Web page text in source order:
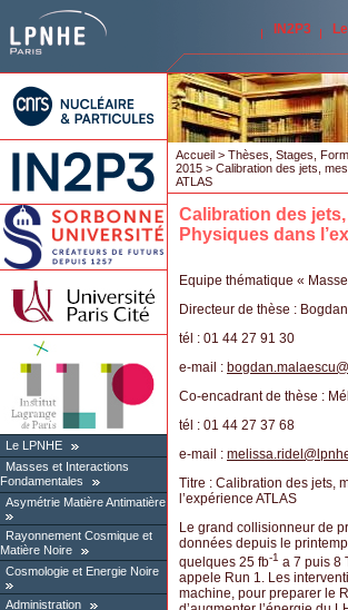
IN2P3
Le LPNHE
Masses et Interactions
Fondamentales
Asymétrie Matière Antimatière
Rayonnement Cosmique et
Matière Noire
Cosmologie et Energie Noire
Administration
Accueil > Thèses, Stages,
2015 > Calibration des jets,
ATLAS
Calibration des
Physiques dans
Equipe thématique «
Directeur de thèse :
tél : 01 44 27 91 30
e-mail : bogdan.malaescu@
Co-encadrant de thèse :
tél : 01 44 27 37 68
e-mail : melissa.ridel @
Titre : Calibration des jets,
l’expérience ATLAS
Le grand collisionneur de
données depuis le
quelques 25 fb-1 a 7 puis 8
appele Run 1. Les
machine, pour preparer le